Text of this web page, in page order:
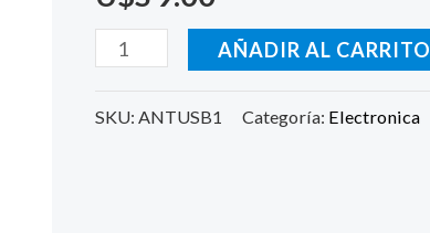
USB
cantidad
AÑADIR AL CARRITO
SKU:ANTUSB1 Categoría: Electronica